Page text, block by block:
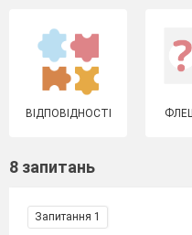
ВІДПОВІДНОСТІ
8 запитань
Запитання 1